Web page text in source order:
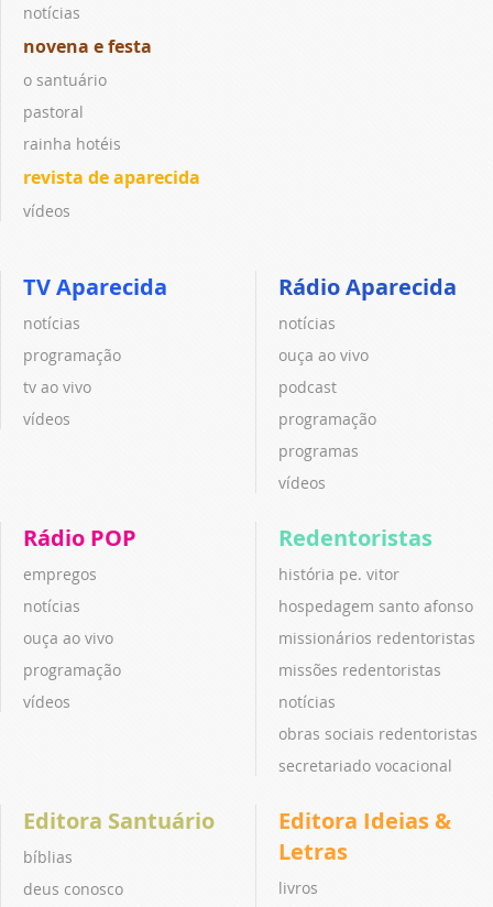
notícias
novena e festa
o santuário
pastoral
rainha hotéis
revista de aparecida
vídeos
TV Aparecida
notícias
programação
tv ao vivo
vídeos
Rádio Aparecida
notícias
ouça ao vivo
podcast
programação
programas
vídeos
Rádio POP
empregos
notícias
ouça ao vivo
programação
vídeos
Redentoristas
história pe. vitor
hospedagem santo afonso
missionários redentoristas
missões redentoristas
notícias
obras sociais redentoristas
secretariado vocacional
Editora Santuário
bíblias
deus conosco
Editora Ideias &
Letras
livros